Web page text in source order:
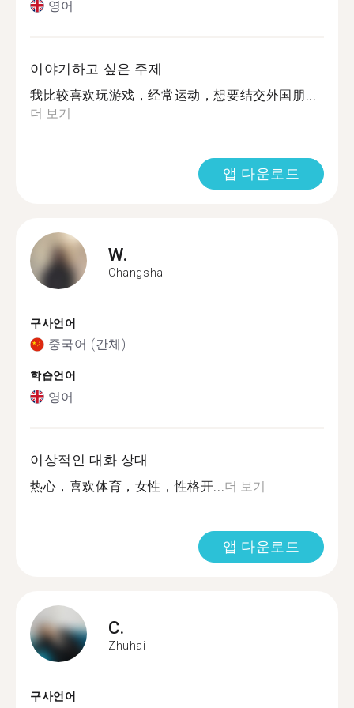
영어
이야기하고 싶은 주제
我比较喜欢玩游戏，经常运动，想要结交外国朋...
더 보기
앱 다운로드
W.
Changsha
구사언어
중국어 (간체)
학습언어
영어
이상적인 대화 상대
热心，喜欢体育，女性，性格开... 더 보기
앱 다운로드
C.
Zhuhai
구사언어